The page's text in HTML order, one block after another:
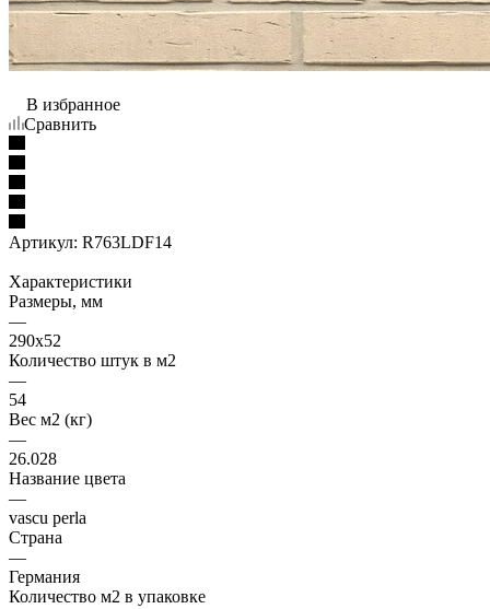
В избранное
Сравнить
Артикул: R763LDF14
Характеристики
Размеры, мм
—
290x52
Количество штук в м2
—
54
Вес м2 (кг)
—
26.028
Название цвета
—
vascu perla
Страна
—
Германия
Количество м2 в упаковке